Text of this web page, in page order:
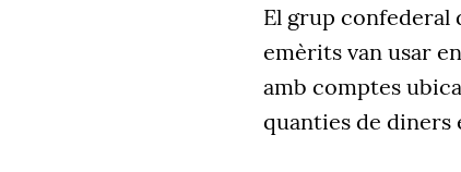
El grup confederal
emèrits van usar
amb comptes
quanties de diners